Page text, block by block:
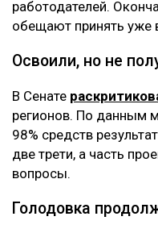
работодателей.
обещают принять уже
Освоили, но не
В Сенате
регионов. По данным
98% средств
две трети, а часть
вопросы.
Голодовка